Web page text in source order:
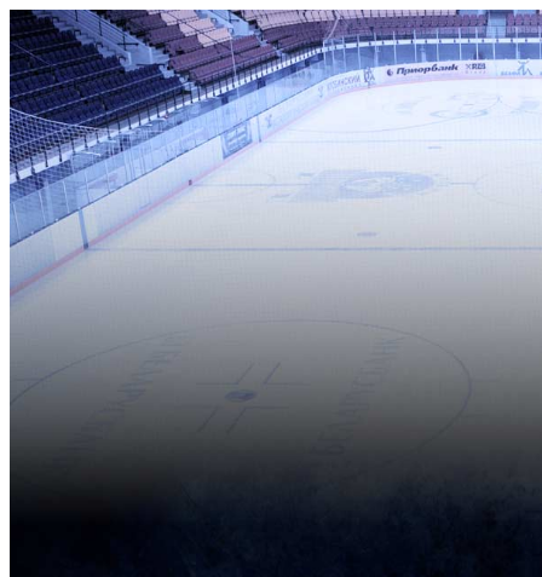
Имя пользователя:
Пароль:
Запомнить меня
Регистрация|Напомнить?
Вверх
Клуб
Наблюдательный
Администрация
История ХК